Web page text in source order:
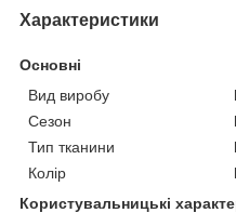
Характеристики
Основні
Вид виробу
Сезон
Тип тканини
Колір
Користувальницькі